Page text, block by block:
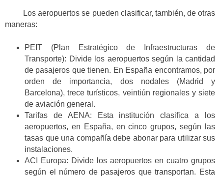
Los aeropuertos se pueden clasificar, también, de otras
maneras:
PEIT (Plan Estratégico de Infraestructuras de
Transporte): Divide los aeropuertos según la cantidad
de pasajeros que tienen. En España encontramos, por
orden de importancia, dos nodales (Madrid y
Barcelona), trece turísticos, veintiún regionales y siete
de aviación general.
Tarifas de AENA: Esta institución clasifica a los
aeropuertos, en España, en cinco grupos, según las
tasas que una compañía debe abonar para utilizar sus
instalaciones.
ACI Europa: Divide los aeropuertos en cuatro grupos
según el número de pasajeros que transportan. Esta